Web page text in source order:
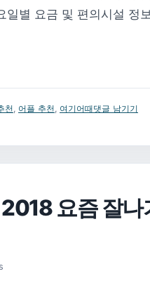
일별 요금 및 편의시설 정
천, 어플 추천, 여기어때댓글 남기기
요즘 잘나